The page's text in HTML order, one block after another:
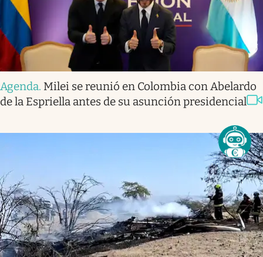
Agenda. Milei se reunió en Colombia con Abelardo
de la Espriella antes de su asunción presidencial